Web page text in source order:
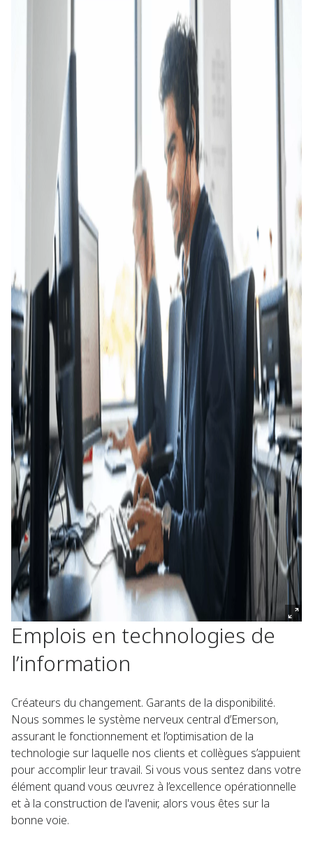
Emplois en technologies de
l’information
Créateurs du changement. Garants de la disponibilité.
Nous sommes le système nerveux central d’Emerson,
assurant le fonctionnement et l’optimisation de la
technologie sur laquelle nos clients et collègues s’appuient
pour accomplir leur travail. Si vous vous sentez dans votre
élément quand vous œuvrez à l’excellence opérationnelle
et à la construction de l'avenir, alors vous êtes sur la
bonne voie.